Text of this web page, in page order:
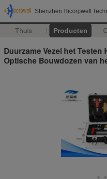
Shenzhen Hicorpwell
Thuis Producten
Duurzame Vezel het
Optische Bouwdozen van